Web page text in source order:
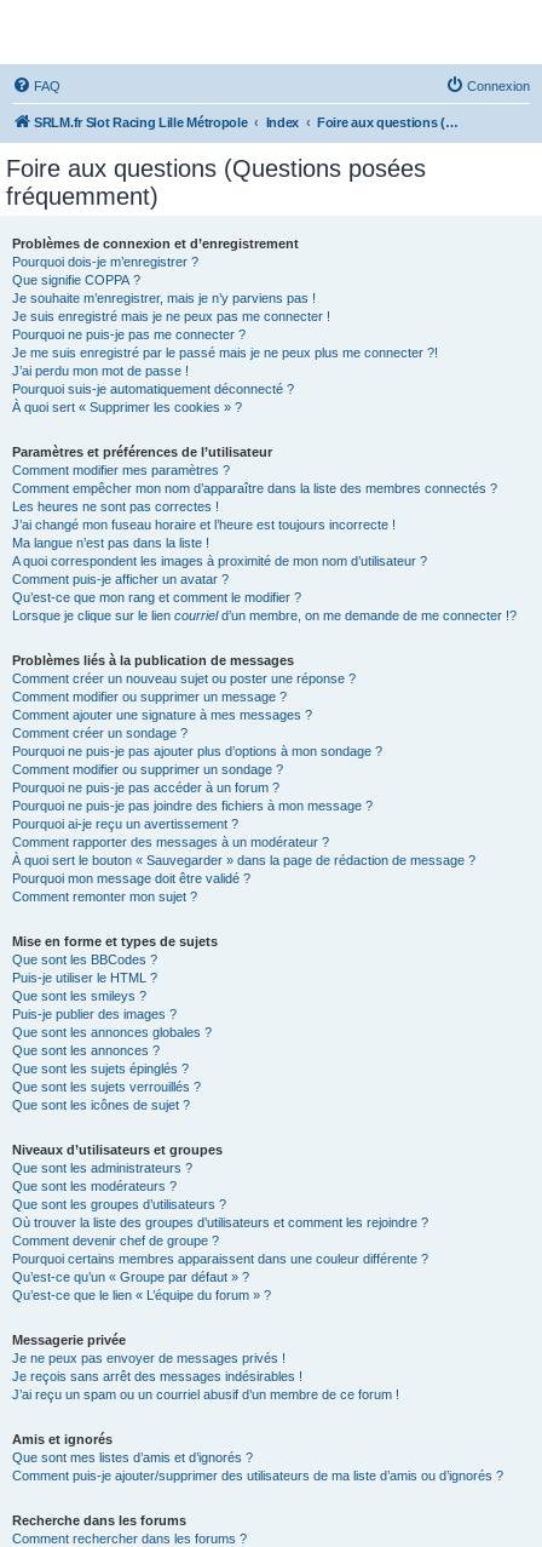
FAQ Connexion
SRLM.fr Slot Racing Lille Métropole Index Foire aux questions (Questions posées fréquemment)
Foire aux questions (Questions posées
fréquemment)
Problèmes de connexion et d’enregistrement
Pourquoi dois-je m’enregistrer ?
Que signifie COPPA ?
Je souhaite m’enregistrer, mais je n’y parviens pas !
Je suis enregistré mais je ne peux pas me connecter !
Pourquoi ne puis-je pas me connecter ?
Je me suis enregistré par le passé mais je ne peux plus me connecter ?!
J’ai perdu mon mot de passe !
Pourquoi suis-je automatiquement déconnecté ?
À quoi sert « Supprimer les cookies » ?
Paramètres et préférences de l’utilisateur
Comment modifier mes paramètres ?
Comment empêcher mon nom d’apparaître dans la liste des membres connectés ?
Les heures ne sont pas correctes !
J’ai changé mon fuseau horaire et l’heure est toujours incorrecte !
Ma langue n’est pas dans la liste !
A quoi correspondent les images à proximité de mon nom d’utilisateur ?
Comment puis-je afficher un avatar ?
Qu’est-ce que mon rang et comment le modifier ?
Lorsque je clique sur le lien courrield’un membre, on me demande de me connecter !?
Problèmes liés à la publication de messages
Comment créer un nouveau sujet ou poster une réponse ?
Comment modifier ou supprimer un message ?
Comment ajouter une signature à mes messages ?
Comment créer un sondage ?
Pourquoi ne puis-je pas ajouter plus d’options à mon sondage ?
Comment modifier ou supprimer un sondage ?
Pourquoi ne puis-je pas accéder à un forum ?
Pourquoi ne puis-je pas joindre des fichiers à mon message ?
Pourquoi ai-je reçu un avertissement ?
Comment rapporter des messages à un modérateur ?
À quoi sert le bouton « Sauvegarder » dans la page de rédaction de message ?
Pourquoi mon message doit être validé ?
Comment remonter mon sujet ?
Mise en forme et types de sujets
Que sont les BBCodes ?
Puis-je utiliser le HTML ?
Que sont les smileys ?
Puis-je publier des images ?
Que sont les annonces globales ?
Que sont les annonces ?
Que sont les sujets épinglés ?
Que sont les sujets verrouillés ?
Que sont les icônes de sujet ?
Niveaux d’utilisateurs et groupes
Que sont les administrateurs ?
Que sont les modérateurs ?
Que sont les groupes d’utilisateurs ?
Où trouver la liste des groupes d’utilisateurs et comment les rejoindre ?
Comment devenir chef de groupe ?
Pourquoi certains membres apparaissent dans une couleur différente ?
Qu’est-ce qu’un « Groupe par défaut » ?
Qu’est-ce que le lien « L’équipe du forum » ?
Messagerie privée
Je ne peux pas envoyer de messages privés !
Je reçois sans arrêt des messages indésirables !
J’ai reçu un spam ou un courriel abusif d’un membre de ce forum !
Amis et ignorés
Que sont mes listes d’amis et d’ignorés ?
Comment puis-je ajouter/supprimer des utilisateurs de ma liste d’amis ou d’ignorés ?
Recherche dans les forums
Comment rechercher dans les forums ?